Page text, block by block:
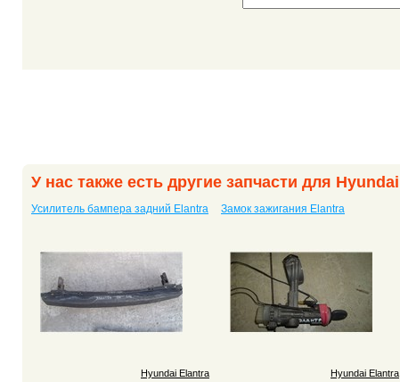
У нас также есть другие запчасти для Hyundai
Усилитель бампера задний Elantra
Hyundai Elantra
Замок зажигания Elantra
Hyundai Elantra